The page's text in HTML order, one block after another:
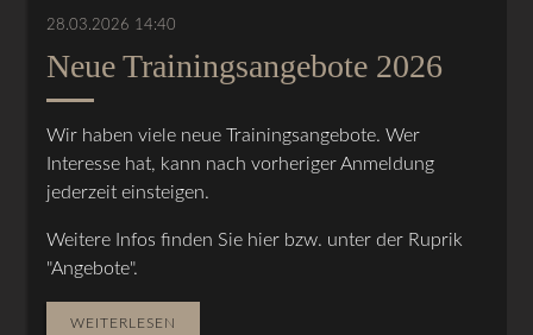
28.03.2026 14:40
Neue Trainingsangebote 2026
Wir haben viele neue Trainingsangebote. Wer
Interesse hat, kann nach vorheriger Anmeldung
jederzeit einsteigen.
Weitere Infos finden Sie hier bzw. unter der Ruprik
"Angebote".
WEITERLESEN